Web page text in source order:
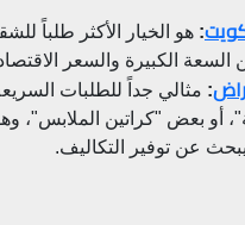
: هو الخيار الأكثر طلباً
الكبيرة والسعر
: مثالي جداً للطلبات
أو بعض "كراتين الملابس"،
عن توفير التكاليف.